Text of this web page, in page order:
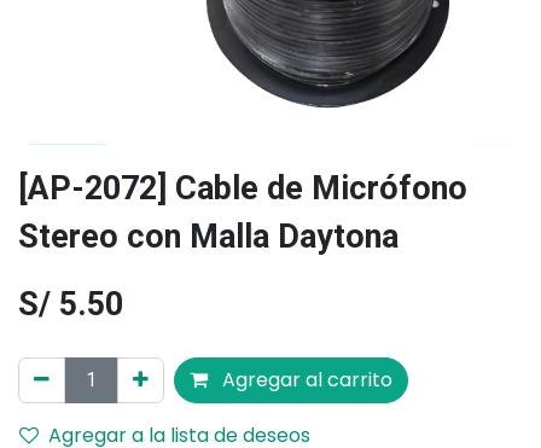
[AP-2072] Cable de Micrófono
Stereo con Malla Daytona
S/ 5.50
Agregar al carrito
Agregar a la lista de deseos